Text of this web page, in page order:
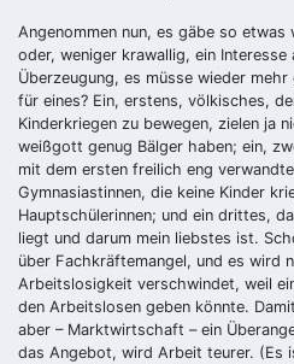
Angenommen nun, es gäbe so etwas
oder, weniger krawallig, ein Interesse
Überzeugung, es müsse wieder
für eines? Ein, erstens, völkisches,
Kinderkriegen zu bewegen, zielen ja
weißgott genug Bälger haben; ein,
mit dem ersten freilich eng
Gymnasiastinnen, die keine Kinder
Hauptschülerinnen; und ein drittes,
liegt und darum mein liebstes ist.
über Fachkräftemangel, und es wird
Arbeitslosigkeit verschwindet, weil
den Arbeitslosen geben könnte.
aber – Marktwirtschaft – ein
das Angebot, wird Arbeit teurer. (Es